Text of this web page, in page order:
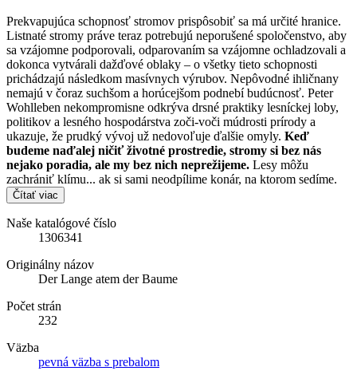
Prekvapujúca schopnosť stromov prispôsobiť sa má určité hranice.
Listnaté stromy práve teraz potrebujú neporušené spoločenstvo, aby
sa vzájomne podporovali, odparovaním sa vzájomne ochladzovali a
dokonca vytvárali dažďové oblaky – o všetky tieto schopnosti
prichádzajú následkom masívnych výrubov. Nepôvodné ihličnany
nemajú v čoraz suchšom a horúcejšom podnebí budúcnosť. Peter
Wohlleben nekompromisne odkrýva drsné praktiky lesníckej loby,
politikov a lesného hospodárstva zoči-voči múdrosti prírody a
ukazuje, že prudký vývoj už nedovoľuje ďalšie omyly. Keď
budeme naďalej ničiť životné prostredie, stromy si bez nás
nejako poradia, ale my bez nich neprežijeme. Lesy môžu
zachrániť klímu... ak si sami neodpílime konár, na ktorom sedíme.
Čítať viac
Naše katalógové číslo
1306341
Originálny názov
Der Lange atem der Baume
Počet strán
232
Väzba
pevná väzba s prebalom